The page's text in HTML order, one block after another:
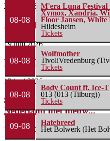
2 juli 2026
FleXanT – Bloody
19 juni 2026
MagnaCult stopt
13 juni 2026
Spacerocklegende
Nederland met nieuw...
13 juni 2026
08-08
M'era Luna Festival
Xymox, Xandria,
Floor Jansen, White
Hildesheim
Tickets
08-08
Wolfmother
TivoliVredenburg
Tickets
08-08
Body Count ft. Ice-T
013 (013 (Tilburg))
Tickets
09-08
Hatebreed
Het Bolwerk (Het